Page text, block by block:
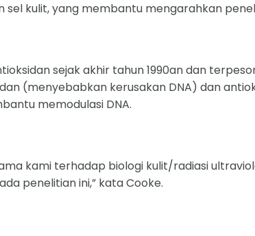
sel kulit, yang membantu mengarahkan
sejak akhir tahun 1990an dan
(menyebabkan kerusakan DNA) dan
memodulasi DNA.
kami terhadap biologi kulit/radiasi
penelitian ini,” kata Cooke.